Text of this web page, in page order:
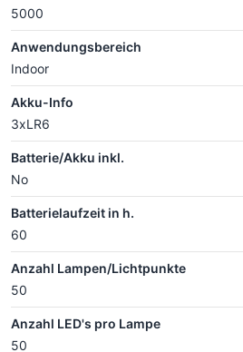
5000
Anwendungsbereich
Indoor
Akku-Info
3xLR6
Batterie/Akku inkl.
No
Batterielaufzeit in h.
60
Anzahl Lampen/Lichtpunkte
50
Anzahl LED's pro Lampe
50